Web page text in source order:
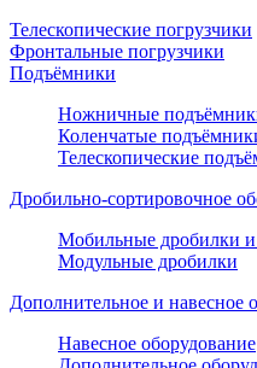
Телескопические погрузчики
Фронтальные погрузчики
Подъёмники
Ножничные
Коленчатые
Телескопические
Дробильно-сортировочное
Мобильные дробилки и
Модульные дробилки
Дополнительное и навесное
Навесное оборудование